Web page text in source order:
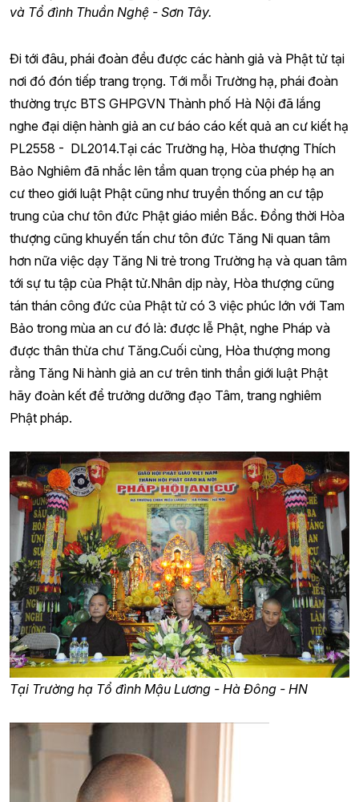
và Tổ đình Thuần Nghệ - Sơn Tây.
Đi tới đâu, phái đoàn đều được các hành giả và Phật tử tại
nơi đó đón tiếp trang trọng. Tới mỗi Trường hạ, phái đoàn
thường trực BTS GHPGVN Thành phố Hà Nội đã lắng
nghe đại diện hành giả an cư báo cáo kết quả an cư kiết hạ
PL2558 - DL2014.Tại các Trường hạ, Hòa thượng Thích
Bảo Nghiêm đã nhắc lên tầm quan trọng của phép hạ an
cư theo giới luật Phật cũng như truyền thống an cư tập
trung của chư tôn đức Phật giáo miền Bắc. Đồng thời Hòa
thượng cũng khuyến tấn chư tôn đức Tăng Ni quan tâm
hơn nữa việc dạy Tăng Ni trẻ trong Trường hạ và quan tâm
tới sự tu tập của Phật tử.Nhân dịp này, Hòa thượng cũng
tán thán công đức của Phật tử có 3 việc phúc lớn với Tam
Bảo trong mùa an cư đó là: được lễ Phật, nghe Pháp và
được thân thừa chư Tăng.Cuối cùng, Hòa thượng mong
rằng Tăng Ni hành giả an cư trên tinh thần giới luật Phật
hãy đoàn kết để trưởng dưỡng đạo Tâm, trang nghiêm
Phật pháp.
Tại Trường hạ Tổ đình Mậu Lương - Hà Đông - HN